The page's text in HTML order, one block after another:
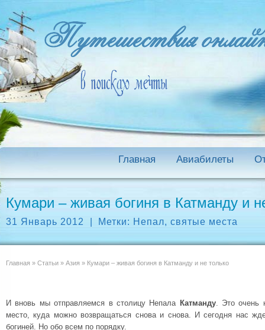
Главная Авиабилеты
Кумари – живая богиня в Катманду и
31 Январь 2012 Метки: Непал,святые места
Главная » Статьи » Азия » Кумари – живая богиня в Катманду и не только
И вновь мы отправляемся в столицу Непала Катманду. Это очень
место, куда можно возвращаться снова и снова. И сегодня нас
богиней. Но обо всем по порядку.